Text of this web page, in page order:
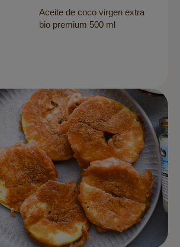
Aceite de coco virgen extra
bio premium 500 ml